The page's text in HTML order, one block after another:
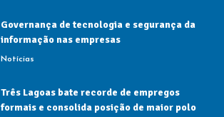
Governança de tecnologia e segurança da
informação nas empresas
Notícias
Três Lagoas bate recorde de empregos
formais e consolida posição de maior polo